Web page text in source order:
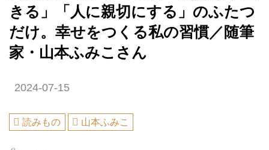
きる」「人に親切にする」のふたつ
だけ。幸せをつくる私の習慣／随筆
家・山本ふみこさん
2024-07-15
読みもの 山本ふみこ